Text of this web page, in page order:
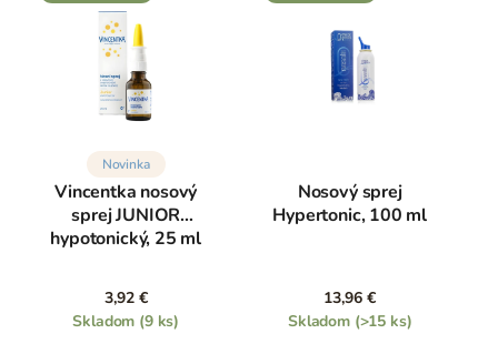
Novinka
Vincentka nosový
sprej JUNIOR
hypotonický, 25 ml
3,92 €
Skladom (9 ks)
Nosový sprej
Hypertonic, 100 ml
13,96 €
Skladom (>15 ks)